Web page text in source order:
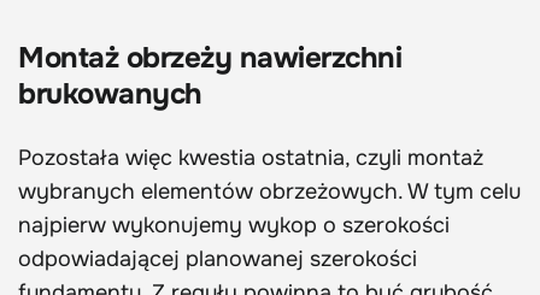
Montaż obrzeży nawierzchni
brukowanych
Pozostała więc kwestia ostatnia, czyli montaż
wybranych elementów obrzeżowych. W tym celu
najpierw wykonujemy wykop o szerokości
odpowiadającej planowanej szerokości